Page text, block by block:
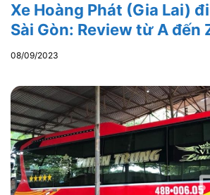
Xe Hoàng Phát (Gia Lai)
Sài Gòn: Review từ A đến
08/09/2023